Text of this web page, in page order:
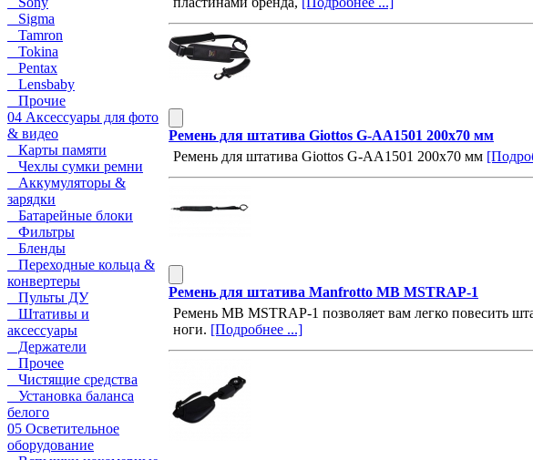
Sigma
Tamron
Tokina
Pentax
Lensbaby
Прочие
04 Аксессуары для фото
& видео
Карты памяти
Чехлы сумки ремни
Аккумуляторы &
зарядки
Батарейные блоки
Фильтры
Бленды
Переходные кольца &
конвертеры
Пульты ДУ
Штативы и
аксессуары
Держатели
Прочее
Чистящие средства
Установка баланса
белого
05 Осветительное
оборудование
Ремень для штатива Giottos G-AA1501 200х70 мм
Ремень для штатива Giottos G-AA1501 200х70 мм
Ремень для штатива Manfrotto MB MSTRAP-1
Ремень MB MSTRAP-1 позволяет вам легко повесить
ноги. [Подробнее ...]